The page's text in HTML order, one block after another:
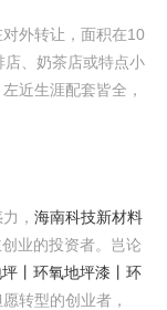
外转让，面积在10
、奶茶店或特点小
近生涯配套皆全，
， 海南科技新材料
业的投资者。岂论
丨环氧地坪漆丨环
转型的创业者，